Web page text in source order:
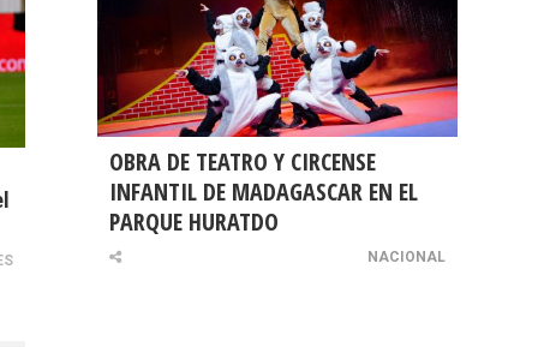
OBRA DE TEATRO Y CIRCENSE
INFANTIL DE MADAGASCAR EN EL
PARQUE HURATDO
NACIONAL